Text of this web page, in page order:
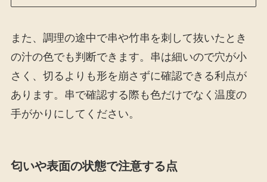
また、調理の途中で串や竹串を刺して抜いたとき
の汁の色でも判断できます。串は細いので穴が小
さく、切るよりも形を崩さずに確認できる利点が
あります。串で確認する際も色だけでなく温度の
手がかりにしてください。
匂いや表面の状態で注意する点